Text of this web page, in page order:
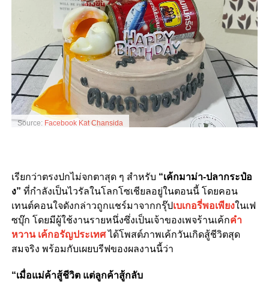
Source: Facebook Kat Chansida
เรียกว่าตรงปกไม่จกตาสุด ๆ สำหรับ “เค้กมาม่า-ปลากระป๋อ
ง” ที่กำลังเป็นไวรัลในโลกโซเชียลอยู่ในตอนนี้ โดยคอน
เทนต์คอนใจดังกล่าวถูกแชร์มาจากกรุ๊ปเบเกอรี่พอเพียงในเฟ
ซบุ๊ก โดยมีผู้ใช้งานรายหนึ่งซึ่งเป็นเจ้าของเพจร้านเค้กคำ
หวาน เค้กอรัญประเทศได้โพสต์ภาพเค้กวันเกิดสู้ชีวิตสุด
สมจริง พร้อมกับเผยบรีฟของผลงานนี้ว่า
“เมื่อแม่ค้าสู้ชีวิต แต่ลูกค้าสู้กลับ